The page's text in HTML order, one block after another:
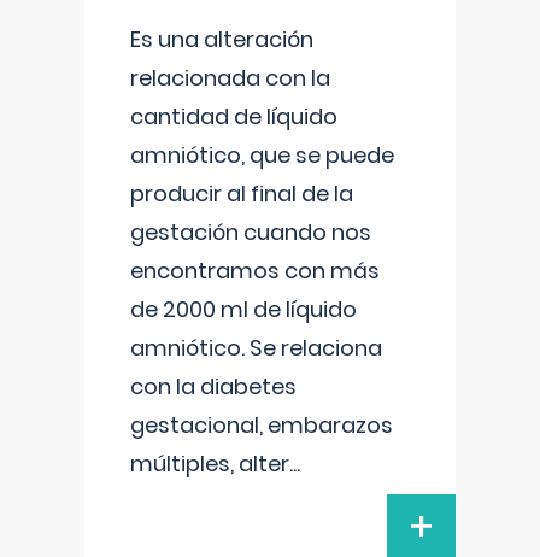
Es una alteración
relacionada con la
cantidad de líquido
amniótico, que se puede
producir al final de la
gestación cuando nos
encontramos con más
de 2000 ml de líquido
amniótico. Se relaciona
con la diabetes
gestacional, embarazos
múltiples, alter...
+